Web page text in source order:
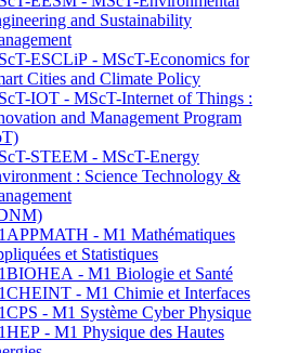
and Sustainability
ESCLiP - MScT-Economics for
Cities and Climate Policy
IOT - MScT-Internet of Things :
and Management Program
STEEM - MScT-Energy
: Science Technology &
- M1 Mathématiques
et Statistiques
- M1 Biologie et Santé
- M1 Chimie et Interfaces
- M1 Système Cyber Physique
- M1 Physique des Hautes